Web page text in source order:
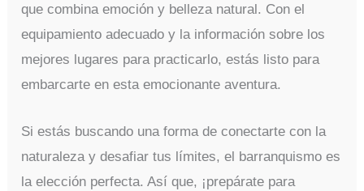
que combina emoción y belleza natural. Con el
equipamiento adecuado y la información sobre los
mejores lugares para practicarlo, estás listo para
embarcarte en esta emocionante aventura.
Si estás buscando una forma de conectarte con la
naturaleza y desafiar tus límites, el barranquismo es
la elección perfecta. Así que, ¡prepárate para